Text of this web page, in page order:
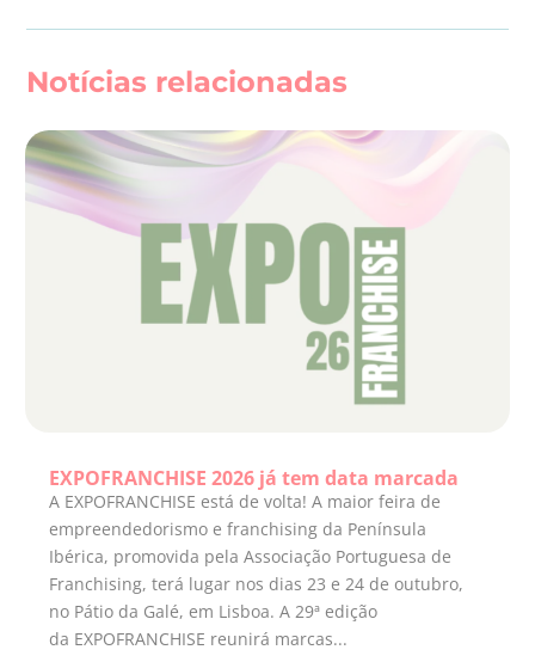
Notícias relacionadas
EXPOFRANCHISE 2026 já tem data marcada
A EXPOFRANCHISE está de volta! A maior feira de
empreendedorismo e franchising da Península
Ibérica, promovida pela Associação Portuguesa de
Franchising, terá lugar nos dias 23 e 24 de outubro,
no Pátio da Galé, em Lisboa. A 29ª edição
da EXPOFRANCHISE reunirá marcas...